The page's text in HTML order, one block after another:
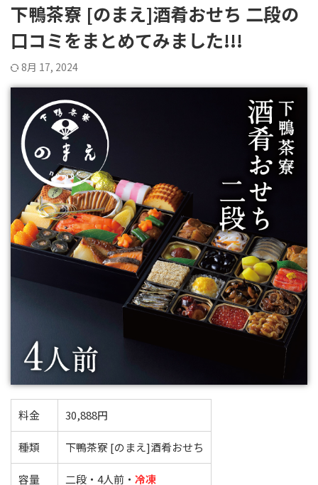
下鴨茶寮 [のまえ]酒肴おせち 二段の
口コミをまとめてみました!!!
8月 17, 2024
料金 30,888円
種類 下鴨茶寮 [のまえ]酒肴おせち
容量 二段・4人前・ 冷凍